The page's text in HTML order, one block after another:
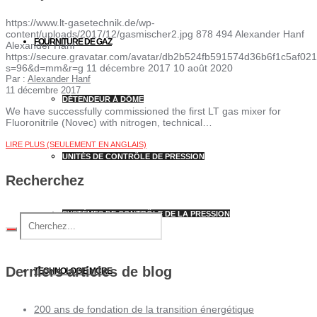
FOURNITURE DE GAZ
DÉTENDEUR À DÔME
UNITÉS DE CONTRÔLE DE PRESSION
SYSTÈMES DE CONTRÔLE DE LA PRESSION
TECHNOLOGIE MCRE
https://www.lt-gasetechnik.de/wp-
content/uploads/2017/12/gasmischer2.jpg 878 494Alexander Hanf
Alexander Hanf
https://secure.gravatar.com/avatar/
s=96&d=mm&r=g 11 décembre 2017 10 août 2020
Par : Alexander Hanf
11 décembre 2017
We have successfully commissioned the first LT gas mixer for
Fluoronitrile (Novec) with nitrogen, technical…
LIRE PLUS (SEULEMENT EN ANGLAIS)
Recherchez
Derniers articles de blog
200 ans de fondation de la transition énergétique